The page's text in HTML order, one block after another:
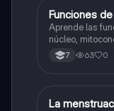
FBiologia
Funciones
Aprende las
núcleo,
7 63 0
Biologia
La